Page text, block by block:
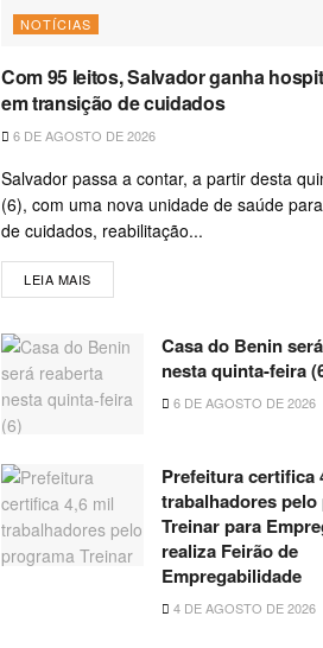
NOTÍCIAS
Com 95 leitos, Salvador ganha
em transição de cuidados
6 DE AGOSTO DE 2026
Salvador passa a contar, a partir desta
(6), com uma nova unidade de saúde
de cuidados, reabilitação...
LEIA MAIS
Casa do Benin
nesta quinta-feira
6 DE AGOSTO DE 2026
Prefeitura certifica
trabalhadores
Treinar para
realiza Feirão de
Empregabilidade
4 DE AGOSTO DE 2026